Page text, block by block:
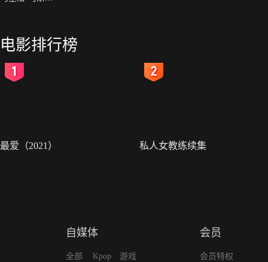
电影排行榜
最爱（2021） 私人女教练续集
自媒体
全部
Kpop
游戏
会员
会员特权